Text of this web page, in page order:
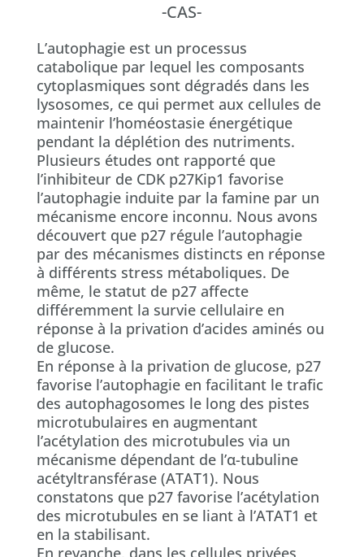
-CAS-
L’autophagie est un processus
catabolique par lequel les composants
cytoplasmiques sont dégradés dans les
lysosomes, ce qui permet aux cellules de
maintenir l’homéostasie énergétique
pendant la déplétion des nutriments.
Plusieurs études ont rapporté que
l’inhibiteur de CDK p27Kip1 favorise
l’autophagie induite par la famine par un
mécanisme encore inconnu. Nous avons
découvert que p27 régule l’autophagie
par des mécanismes distincts en réponse
à différents stress métaboliques. De
même, le statut de p27 affecte
différemment la survie cellulaire en
réponse à la privation d’acides aminés ou
de glucose.
En réponse à la privation de glucose, p27
favorise l’autophagie en facilitant le trafic
des autophagosomes le long des pistes
microtubulaires en augmentant
l’acétylation des microtubules via un
mécanisme dépendant de l’α-tubuline
acétyltransférase (ATAT1). Nous
constatons que p27 favorise l’acétylation
des microtubules en se liant à l’ATAT1 et
en la stabilisant.
En revanche, dans les cellules privées